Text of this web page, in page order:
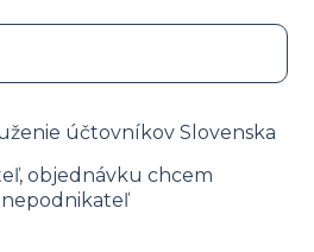
účtovníkov Slovenska
objednávku chcem